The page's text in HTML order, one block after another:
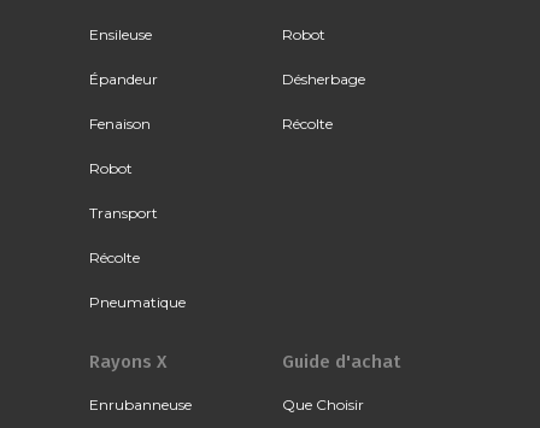
Ensileuse
Épandeur
Fenaison
Robot
Transport
Récolte
Pneumatique
Robot
Désherbage
Récolte
Rayons X
Enrubanneuse
Guide d'achat
Que Choisir